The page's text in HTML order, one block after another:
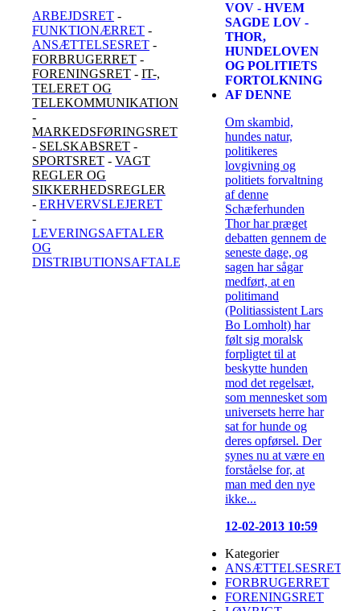
ARBEJDSRET -
FUNKTIONÆRRET -
ANSÆTTELSESRET -
FORBRUGERRET -
FORENINGSRET - IT-,
TELERET OG
TELEKOMMUNIKATION
-
MARKEDSFØRINGSRET
- SELSKABSRET -
SPORTSRET - VAGT
REGLER OG
SIKKERHEDSREGLER
- ERHVERVSLEJERET
-
LEVERINGSAFTALER
OG
DISTRIBUTIONSAFTALER
VOV - HVEM
SAGDE LOV -
THOR,
HUNDELOVEN
OG POLITIETS
FORTOLKNING
AF DENNE
Om skambid,
hundes natur,
politikeres
lovgivning og
politiets forvaltning
af denne
Schæferhunden
Thor har præget
debatten gennem de
seneste dage, og
sagen har sågar
medført, at en
politimand
(Politiassistent Lars
Bo Lomholt) har
følt sig moralsk
forpligtet til at
beskytte hunden
mod det regelsæt,
som mennesket som
universets herre har
sat for hunde og
deres opførsel. Der
synes nu at være en
forståelse for, at
man med den nye
ikke...
12-02-2013 10:59
Kategorier
ANSÆTTELSESRET
FORBRUGERRET
FORENINGSRET